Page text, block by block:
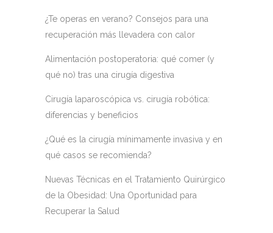
¿Te operas en verano? Consejos para una
recuperación más llevadera con calor
Alimentación postoperatoria: qué comer (y
qué no) tras una cirugía digestiva
Cirugía laparoscópica vs. cirugía robótica:
diferencias y beneficios
¿Qué es la cirugía mínimamente invasiva y en
qué casos se recomienda?
Nuevas Técnicas en el Tratamiento Quirúrgico
de la Obesidad: Una Oportunidad para
Recuperar la Salud